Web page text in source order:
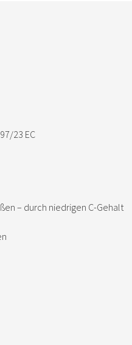
23 EC
– durch niedrigen C-Gehalt